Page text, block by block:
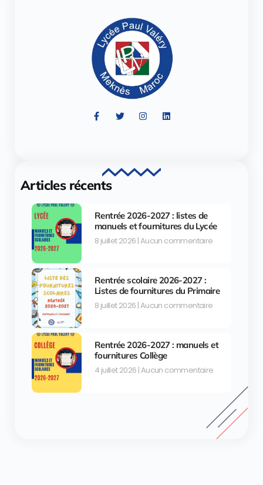
Articles récents
Rentrée 2026-2027 : listes de
manuels et fournitures du Lycée
8 juillet 2026 Aucun commentaire
Rentrée scolaire 2026-2027 :
Listes de fournitures du Primaire
8 juillet 2026 Aucun commentaire
Rentrée 2026-2027 : manuels et
fournitures Collège
4 juillet 2026 Aucun commentaire